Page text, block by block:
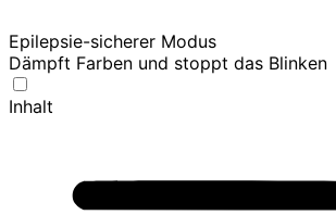
Epilepsie-sicherer Modus
Dämpft Farben und stoppt das Blinken
Inhalt